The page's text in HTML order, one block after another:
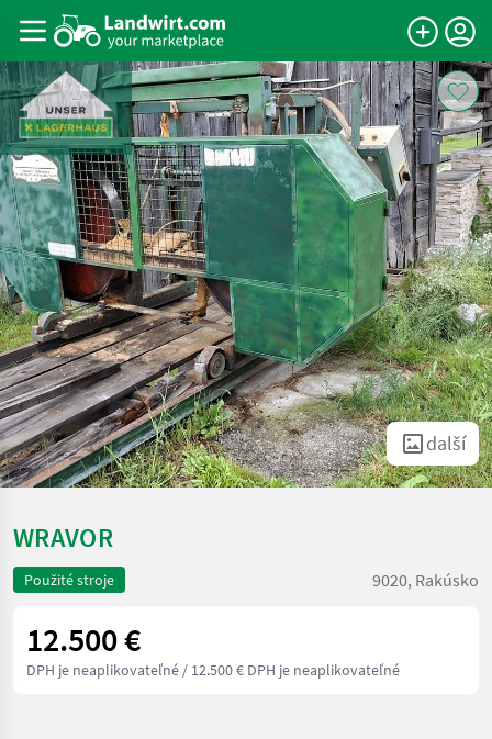
další
WRAVOR
Použité stroje 9020, Rakúsko
12.500 €
DPH je neaplikovateľné / 12.500 € DPH je neaplikovateľné